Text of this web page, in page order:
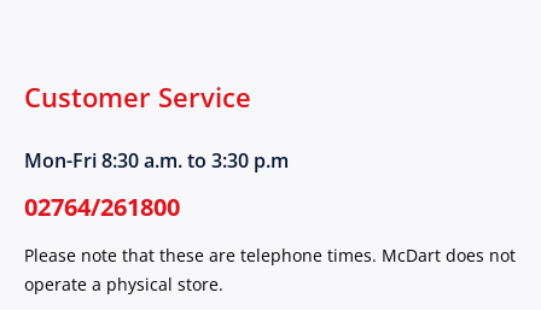
Customer Service
Mon-Fri 8:30 a.m. to 3:30 p.m
02764/261800
Please note that these are telephone times. McDart does not
operate a physical store.